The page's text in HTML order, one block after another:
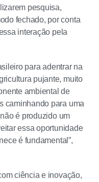
pesquisa,
fechado, por conta
interação pela
para adentrar na
pujante, muito
ambiental de
caminhando para uma
é produzido um
essa oportunidade
é fundamental”,
ciência e inovação,